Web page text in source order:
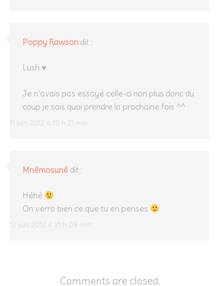
Poppy Rawson dit :
11 juin 2012 à 19 h 21 min
Lush ♥
Je n’avais pas essayé celle-ci non plus donc du
coup je sais quoi prendre la prochaine fois ^^
Mnêmosunê dit :
12 juin 2012 à 21 h 09 min
Héhé
On verra bien ce que tu en penses
Comments are closed.